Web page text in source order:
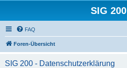
SIG 200
FAQ
Foren-Übersicht
SIG 200 - Datenschutzerklärung